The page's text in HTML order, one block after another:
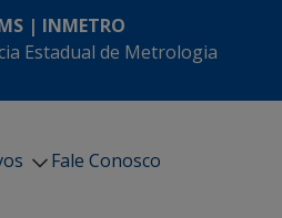
| INMETRO
Estadual de Metrologia
Fale Conosco